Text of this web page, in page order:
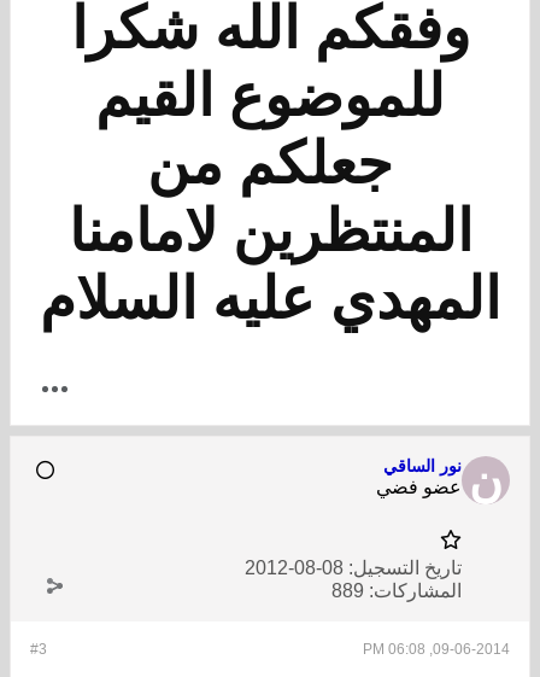
وفقكم الله شكرا
للموضوع القيم
جعلكم من
المنتظرين لامامنا
المهدي عليه السلام
نور الساقي
عضو فضي
تاريخ التسجيل: 08-08-2012
المشاركات: 889
#3 09-06-2014, 06:08 PM